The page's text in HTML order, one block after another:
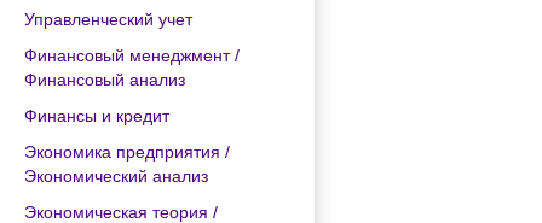
Управленческий учет
Финансовый менеджмент /
Финансовый анализ
Финансы и кредит
Экономика предприятия /
Экономический анализ
Экономическая теория /